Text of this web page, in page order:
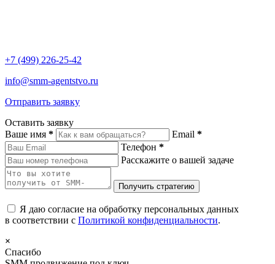
+7 (499) 226-25-42
info@smm-agentstvo.ru
Отправить заявку
Оставить заявку
Ваше имя * Email *
Телефон *
Расскажите о вашей задаче
Я даю согласие на обработку персональных данных
в соответствии с Политикой конфиденциальности.
×
Спасибо